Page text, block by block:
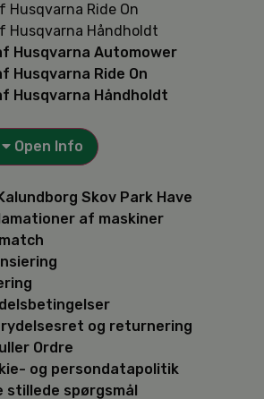
Husqvarna Ride On
Husqvarna Håndholdt
Husqvarna Automower
Husqvarna Ride On
Husqvarna Håndholdt
Open Info
Skov Park Have
af maskiner
og returnering
Ordre
og persondatapolitik
stillede spørgsmål